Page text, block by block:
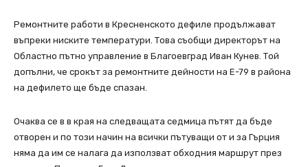
Ремонтните работи в Кресненското дефиле продължават
въпреки ниските температури. Това съобщи директорът на
Областно пътно управление в Благоевград Иван Кунев. Той
допълни, че срокът за ремонтните дейности на Е-79 в района
на дефилето ще бъде спазан.
Очаква се в в края на следващата седмица пътят да бъде
отворен и по този начин на всички пътуващи от и за Гърция
няма да им се налага да използват обходния маршрут през